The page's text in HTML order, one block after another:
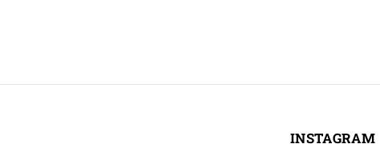
INSTAGRAM